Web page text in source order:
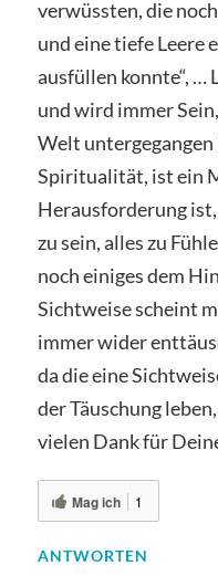
verwüssten, die
und eine tiefe Leere
ausfüllen konnte“, …
und wird immer
Welt
Spiritualität, ist ein
Herausforderung
zu sein, alles zu
noch einiges dem
Sichtweise scheint
immer wider
da die eine
der Täuschung
vielen Dank für
Mag ich 1
ANTWORTEN